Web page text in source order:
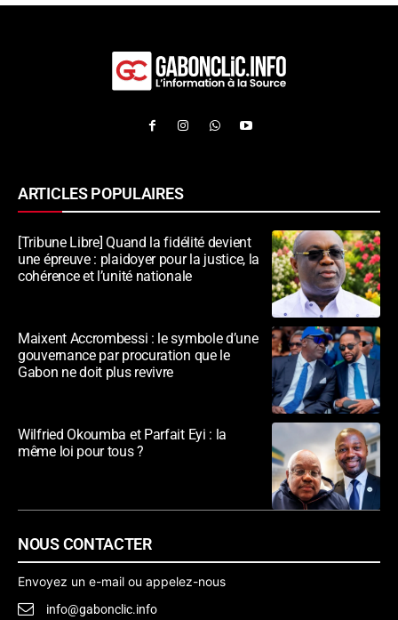
ARTICLES POPULAIRES
[Tribune Libre] Quand la fidélité devient
une épreuve : plaidoyer pour la justice, la
cohérence et l’unité nationale
Maixent Accrombessi : le symbole d’une
gouvernance par procuration que le
Gabon ne doit plus revivre
Wilfried Okoumba et Parfait Eyi : la
même loi pour tous ?
NOUS CONTACTER
Envoyez un e-mail ou appelez-nous
info@gabonclic.info